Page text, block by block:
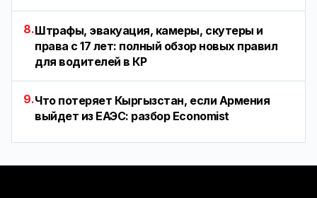
8.Штрафы, эвакуация, камеры, скутеры и
права с 17 лет: полный обзор новых правил
для водителей в КР
9.Что потеряет Кыргызстан, если Армения
выйдет из ЕАЭС: разбор Economist